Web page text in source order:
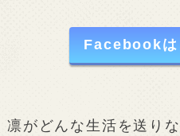
Facebookは
凛がどんな生活を送り